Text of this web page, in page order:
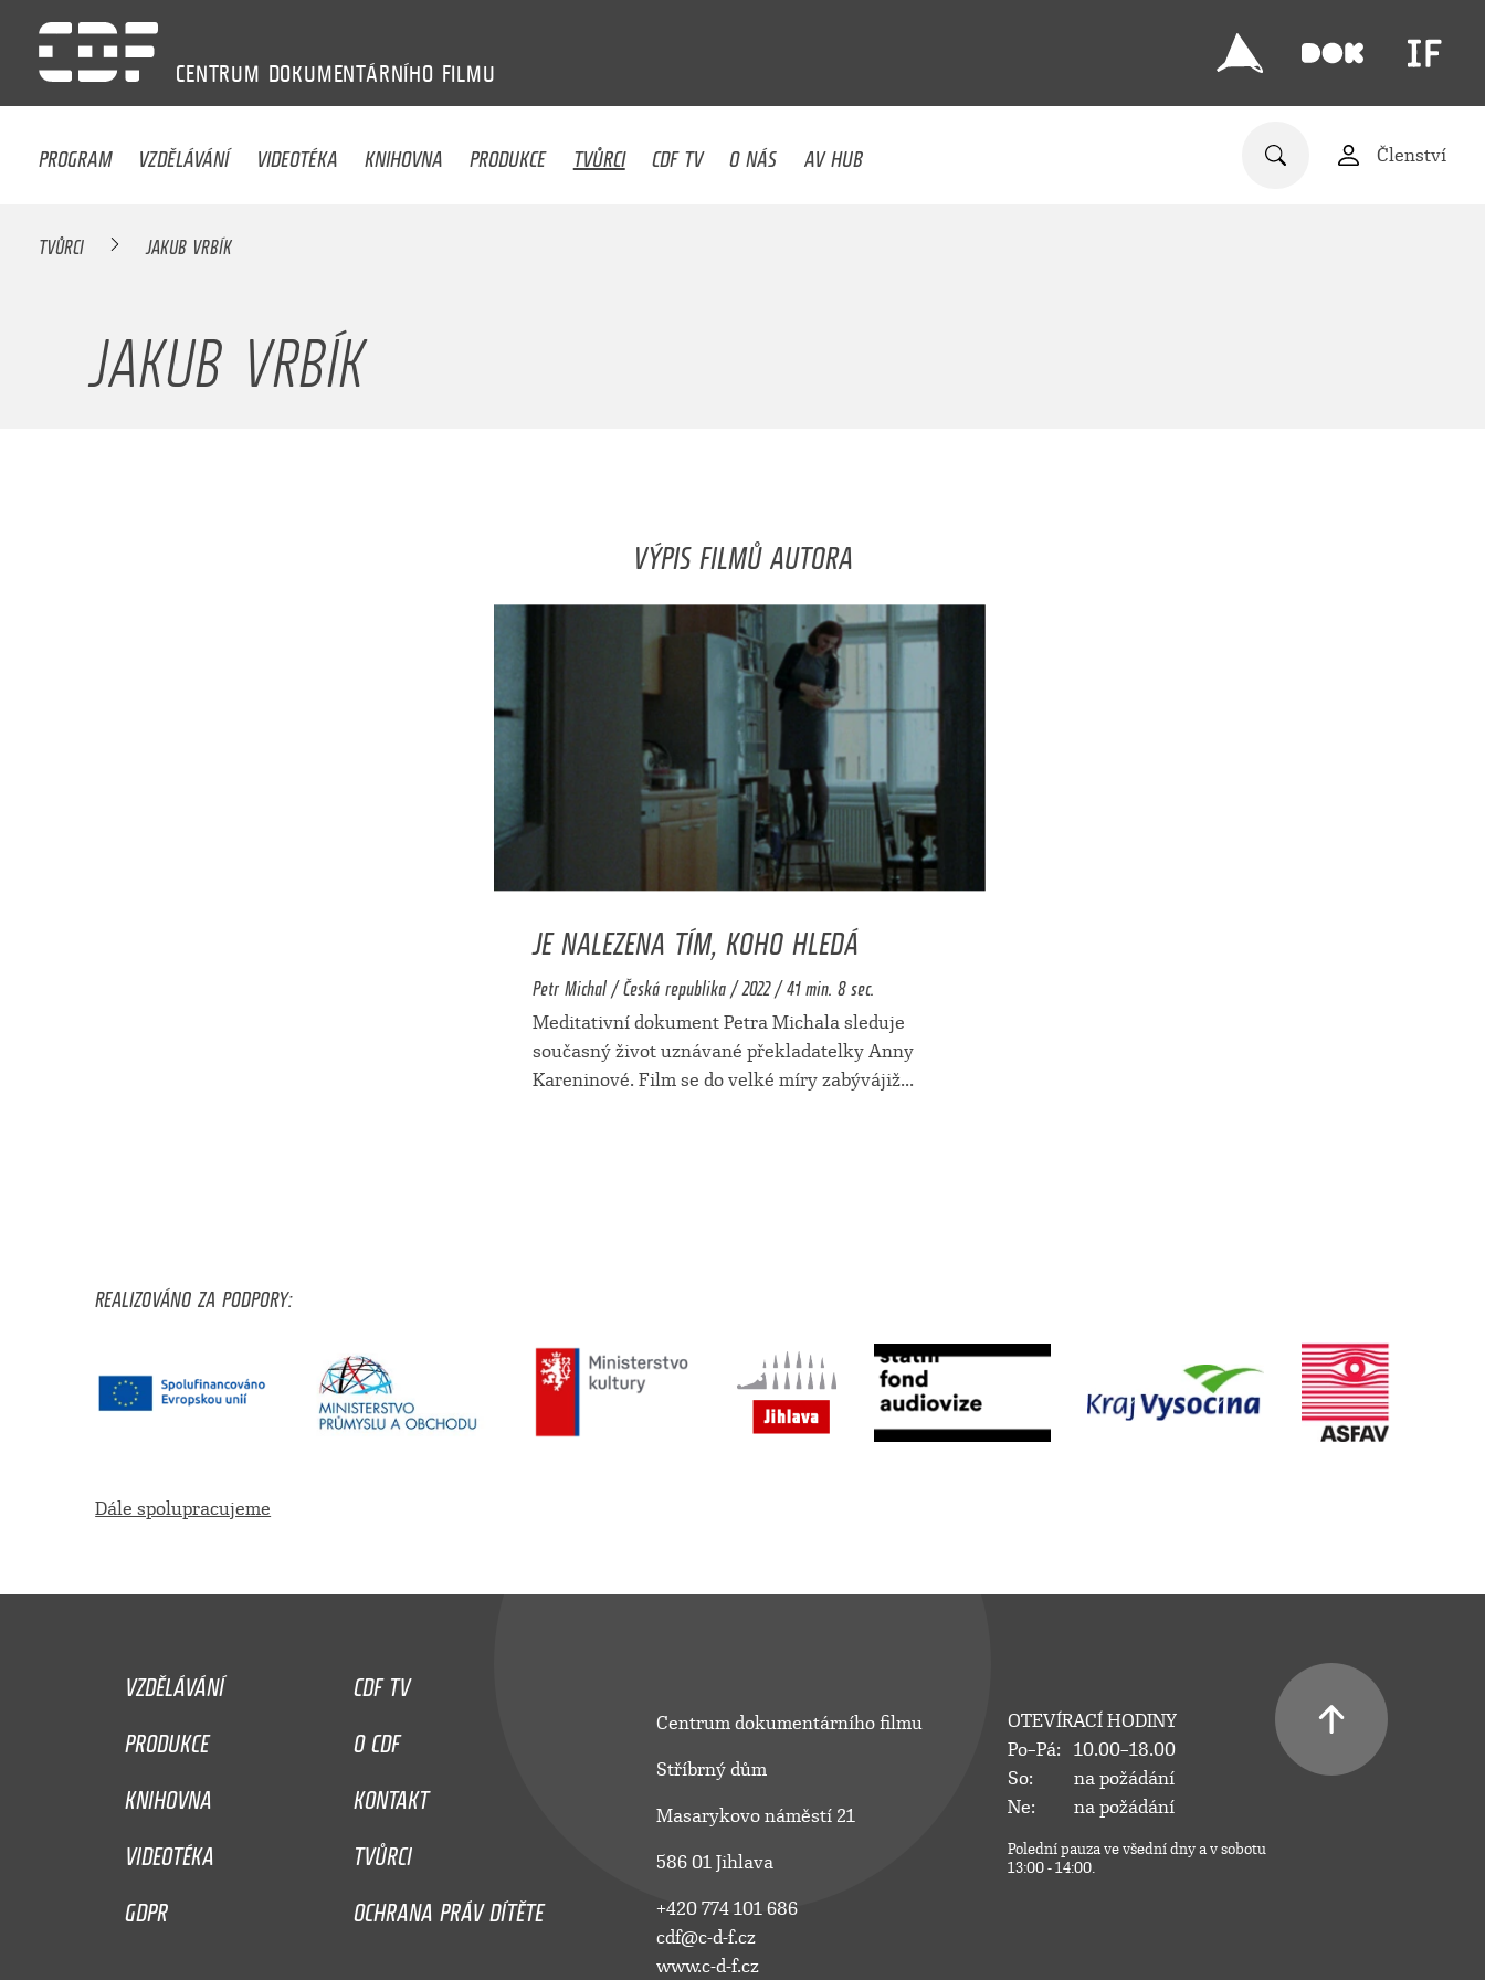
CENTRUM DOKUMENTÁRNÍHO FILMU
PROGRAM VZDĚLÁVÁNÍ VIDEOTÉKA KNIHOVNA PRODUKCE TVŮRCI CDF TV O NÁS AV HUB Členství
TVŮRCI JAKUB VRBÍK
JAKUB VRBÍK
VÝPIS FILMŮ AUTORA
JE NALEZENA TÍM, KOHO HLEDÁ
Petr Michal / Česká republika / 2022 / 41 min. 8 sec.
Meditativní dokument Petra Michala sleduje
současný život uznávané překladatelky Anny
Kareninové. Film se do velké míry zabývájiž...
REALIZOVÁNO ZA PODPORY:
Dále spolupracujeme
VZDĚLÁVÁNÍ
CDF TV
PRODUKCE
O CDF
KNIHOVNA
KONTAKT
VIDEOTÉKA
TVŮRCI
GDPR
OCHRANA PRÁV DÍTĚTE
Centrum dokumentárního filmu
Stříbrný dům
Masarykovo náměstí 21
586 01 Jihlava
+420 774 101 686
cdf@c-d-f.cz
www.c-d-f.cz
OTEVÍRACÍ HODINY
Po–Pá:
10.00–18.00
So:
na požádání
Ne:
na požádání
Polední pauza ve všední dny a v sobotu
13:00 - 14:00.